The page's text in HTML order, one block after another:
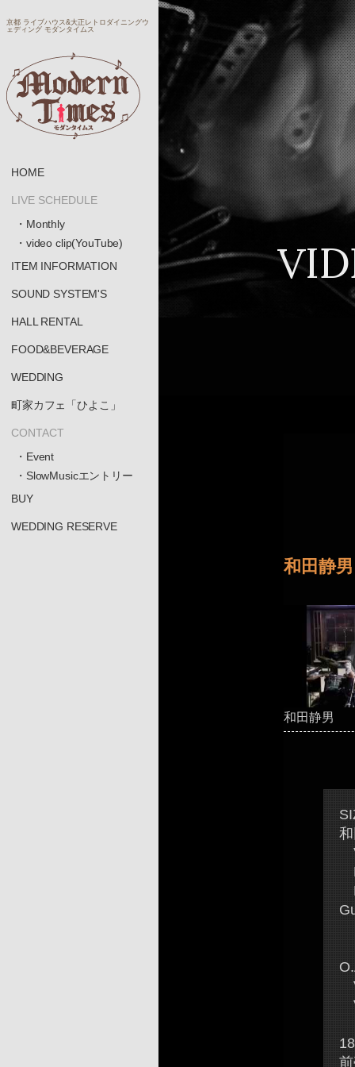
京都 ライブハウス&大正レトロダイニングウ
ェディング モダンタイムス
HOME
LIVE SCHEDULE
・Monthly
・video clip(YouTube)
ITEM INFORMATION
SOUND SYSTEM'S
HALL RENTAL
FOOD&BEVERAGE
WEDDING
町家カフェ「ひよこ」
CONTACT
・Event
・SlowMusicエントリー
BUY
WEDDING RESERVE
和田静
和田静男